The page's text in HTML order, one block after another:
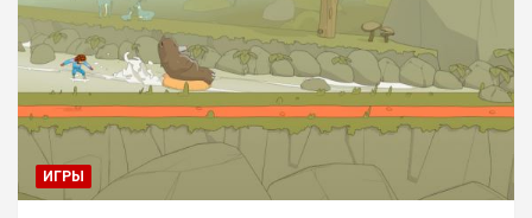
ИГРЫ